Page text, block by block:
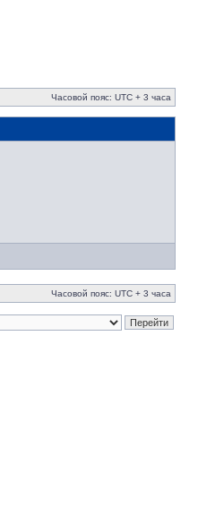
Часовой пояс: UTC + 3 часа
Часовой пояс: UTC + 3 часа